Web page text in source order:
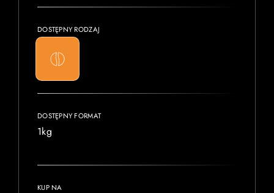
DOSTĘPNY RODZAJ
DOSTĘPNY FORMAT
1kg
KUP NA